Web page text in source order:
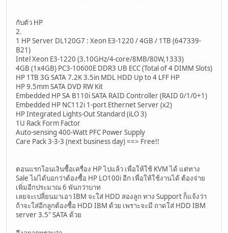
กับตัว HP
2.
1 HP Server DL120G7 : Xeon E3-1220 / 4GB / 1TB (647339-
B21)
Intel Xeon E3-1220 (3.10GHz/4-core/8MB/80W,1333)
4GB (1x4GB) PC3-10600E DDR3 UB ECC (Total of 4 DIMM Slots)
HP 1TB 3G SATA 7.2K 3.5in MDL HDD Up to 4 LFF HP
HP 9.5mm SATA DVD RW Kit
Embedded HP SA B110i SATA RAID Controller (RAID 0/1/0+1)
Embedded HP NC112i 1-port Ethernet Server (x2)
HP Integrated Lights-Out Standard (iLO 3)
1U Rack Form Factor
Auto-sensing 400-Watt PFC Power Supply
Care Pack 3-3-3 (next business day) ==> Free!!
ตอนแรกโอนเงินซื้อเครื่อง HP ไปแล้ว เพื่อให้ใช้ KVM ได้ แต่ทาง
Sale ไม่ได้บอกว่าต้องซื้อ HP LO100i อีก เพื่อให้ใช้งานได้ ต้องจ่าย
เพิ่มอีกประมาณ 6 พันกว่าบาท
เลยจะเปลี่ยนมาเอา IBM จะใส่ HDD สองลูก ทาง Support ก็แจ้งว่า
ถ้าจะใส่อีกลูกต้องซื้อ HDD IBM ด้วย เพราะจะมี ถาดใส่ HDD IBM
server 3.5" SATA ด้วย